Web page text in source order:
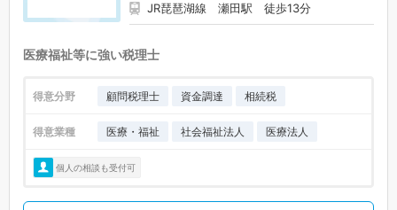
JR琵琶湖線 瀬田駅 徒歩13分
医療福祉等に強い税理士
得意分野 顧問税理士 資金調達 相続税
得意業種 医療・福祉 社会福祉法人 医療法人
個人の相談も受付可